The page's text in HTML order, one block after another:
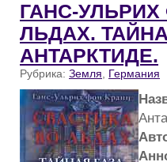
ГАНС-
ЛЬДАХ.
АНТАРКТИДЕ.
Рубрика: Земля Германия